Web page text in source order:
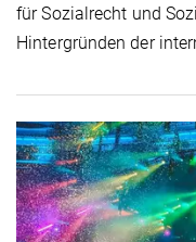
für Sozialrecht und
Hintergründen der